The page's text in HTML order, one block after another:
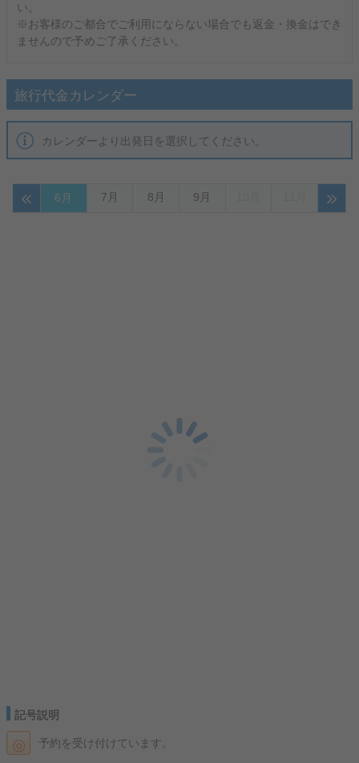
い。
※お客様のご都合でご利用にならない場合でも返金・換金はでき
ませんので予めご了承ください。
旅行代金カレンダー
カレンダーより出発日を選択してください。
6月 7月 8月 9月
記号説明
◎ 予約を受け付けています。